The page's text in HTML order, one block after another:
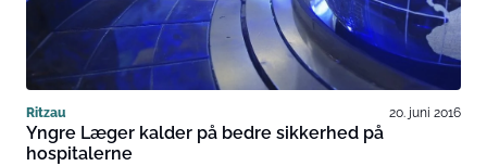
Ritzau 20. juni 2016
Yngre Læger kalder på bedre sikkerhed på
hospitalerne